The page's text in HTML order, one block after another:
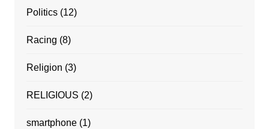
Politics(12)
Racing (8)
Religion (3)
RELIGIOUS (2)
smartphone(1)